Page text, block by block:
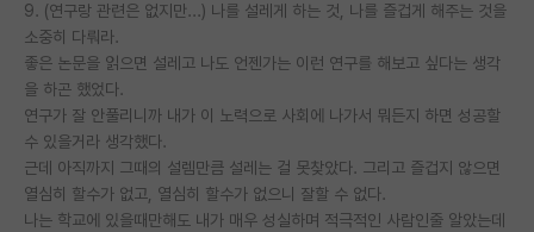
9. (연구랑 관련은 없지만...) 나를 설레게 하는 것, 나를 즐겁게 해주는 것을
소중히 다뤄라.
좋은 논문을 읽으면 설레고 나도 언젠가는 이런 연구를 해보고 싶다는 생각
을 하곤 했었다.
연구가 잘 안풀리니까 내가 이 노력으로 사회에 나가서 뭐든지 하면 성공할
수 있을거라 생각했다.
근데 아직까지 그때의 설렘만큼 설레는 걸 못찾았다. 그리고 즐겁지 않으면
열심히 할수가 없고, 열심히 할수가 없으니 잘할 수 없다.
나는 학교에 있을때만해도 내가 매우 성실하며 적극적인 사람인줄 알았는데